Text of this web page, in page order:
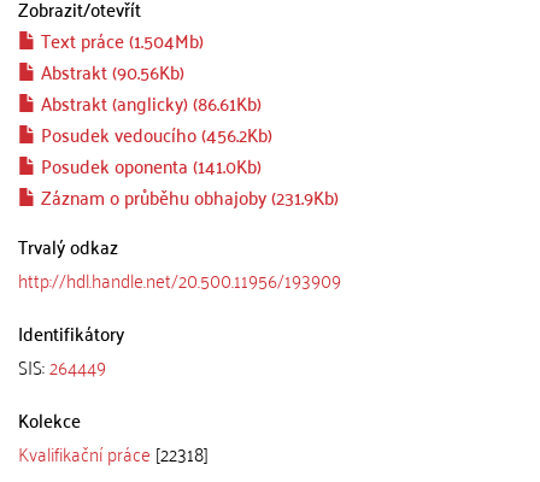
Zobrazit/otevřít
Text práce (1.504Mb)
Abstrakt (90.56Kb)
Abstrakt (anglicky) (86.61Kb)
Posudek vedoucího (456.2Kb)
Posudek oponenta (141.0Kb)
Záznam o průběhu obhajoby (231.9Kb)
Trvalý odkaz
http://hdl.handle.net/20.500.11956/193909
Identifikátory
SIS:264449
Kolekce
Kvalifikační práce [22318]